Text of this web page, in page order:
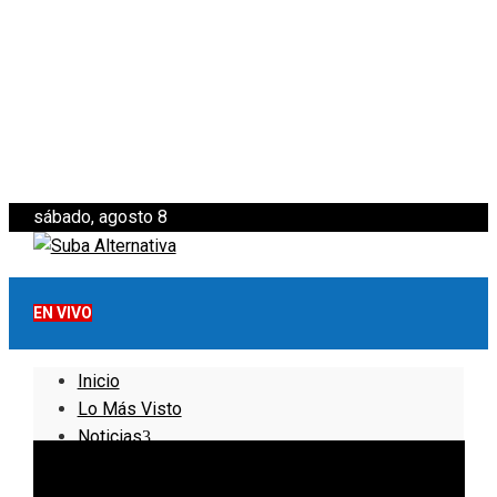
sábado, agosto 8
EN VIVO
Inicio
Lo Más Visto
Noticias